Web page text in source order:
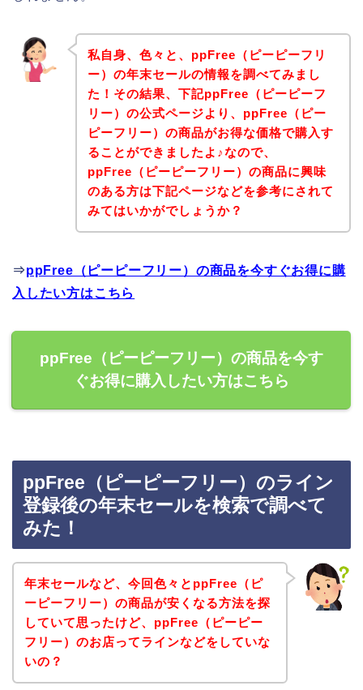
私自身、色々と、ppFree（ピーピーフリ
ー）の年末セールの情報を調べてみまし
た！その結果、下記ppFree（ピーピーフ
リー）の公式ページより、ppFree（ピー
ピーフリー）の商品がお得な価格で購入す
ることができましたよ♪なので、
ppFree（ピーピーフリー）の商品に興味
のある方は下記ページなどを参考にされて
みてはいかがでしょうか？
⇒ppFree（ピーピーフリー）の商品を今すぐお得に購
入したい方はこちら
ppFree（ピーピーフリー）の商品を今す
ぐお得に購入したい方はこちら
ppFree（ピーピーフリー）のライン
登録後の年末セールを検索で調べて
みた！
年末セールなど、今回色々とppFree（ピ
ーピーフリー）の商品が安くなる方法を探
していて思ったけど、ppFree（ピーピー
フリー）のお店ってラインなどをしていな
いの？